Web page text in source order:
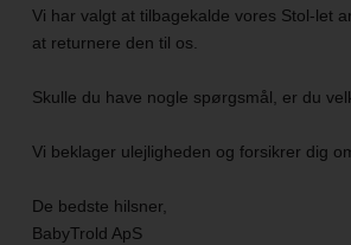
Vi har valgt at tilbagekalde vores Stol-let
at returnere den til os.
Skulle du have nogle spørgsmål, er du
Vi beklager ulejligheden og forsikrer dig
De bedste hilsner,
BabyTrold ApS